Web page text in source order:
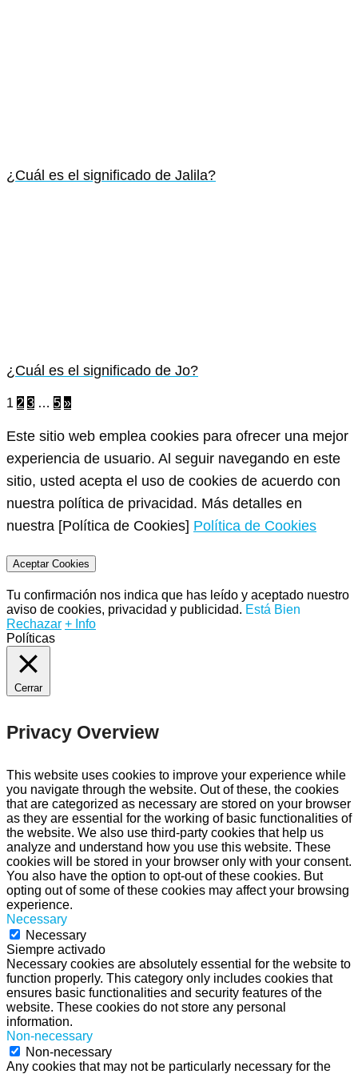
¿Cuál es el significado de Jalila?
¿Cuál es el significado de Jo?
1 2 3 … 5 »
Este sitio web emplea cookies para ofrecer una mejor
experiencia de usuario. Al seguir navegando en este
sitio, usted acepta el uso de cookies de acuerdo con
nuestra política de privacidad. Más detalles en
nuestra [Política de Cookies] Política de Cookies
Aceptar Cookies
Tu confirmación nos indica que has leído y aceptado nuestro
aviso de cookies, privacidad y publicidad. Está Bien
Rechazar + Info
Políticas
Cerrar
Privacy Overview
This website uses cookies to improve your experience while
you navigate through the website. Out of these, the cookies
that are categorized as necessary are stored on your browser
as they are essential for the working of basic functionalities of
the website. We also use third-party cookies that help us
analyze and understand how you use this website. These
cookies will be stored in your browser only with your consent.
You also have the option to opt-out of these cookies. But
opting out of some of these cookies may affect your browsing
experience.
Necessary
Necessary
Siempre activado
Necessary cookies are absolutely essential for the website to
function properly. This category only includes cookies that
ensures basic functionalities and security features of the
website. These cookies do not store any personal
information.
Non-necessary
Non-necessary
Any cookies that may not be particularly necessary for the